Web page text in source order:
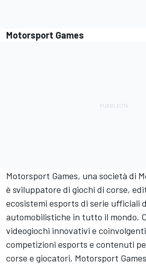
Motorsport Games
Motorsport Games, una società di
è sviluppatore di giochi di corse,
ecosistemi esports di serie ufficiali
automobilistiche in tutto il mondo.
videogiochi innovativi e
competizioni esports e contenuti
corse e giocatori, Motorsport Games